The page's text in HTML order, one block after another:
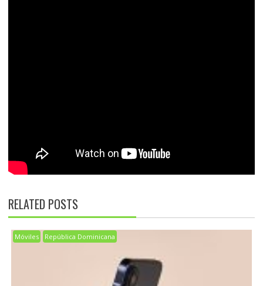
RELATED POSTS
Móviles República Dominicana